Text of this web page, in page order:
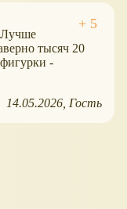
Лучше
тысяч 20
-
14.05.2026 Гость